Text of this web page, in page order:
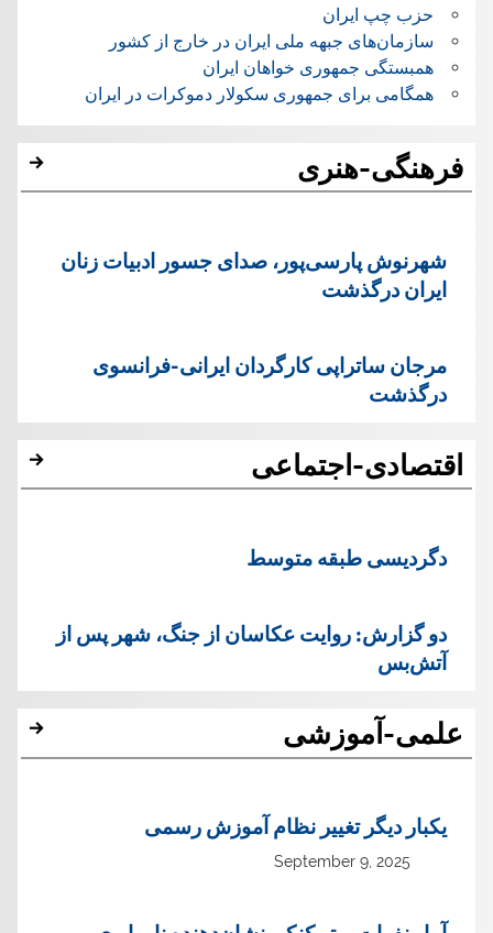
حزب چپ ایران
سازمان‌های جبهه ملی ایران در خارج از کشور
همبستگی جمهوری خواهان ایران
همگامی برای جمهوری سکولار دموکرات در ایران
فرهنگی-هنری
شهرنوش پارسی‌پور، صدای جسور ادبیات زنان
ایران درگذشت
مرجان ساتراپی کارگردان ایرانی-فرانسوی
درگذشت
اقتصادی-اجتماعی
دگردیسی طبقه متوسط
دو گزارش: روایت عکاسان از جنگ، شهر پس از
آتش‌بس
علمی-آموزشی
یک‏بار دیگر تغییر نظام آموزش رسمی
September 9, 2025